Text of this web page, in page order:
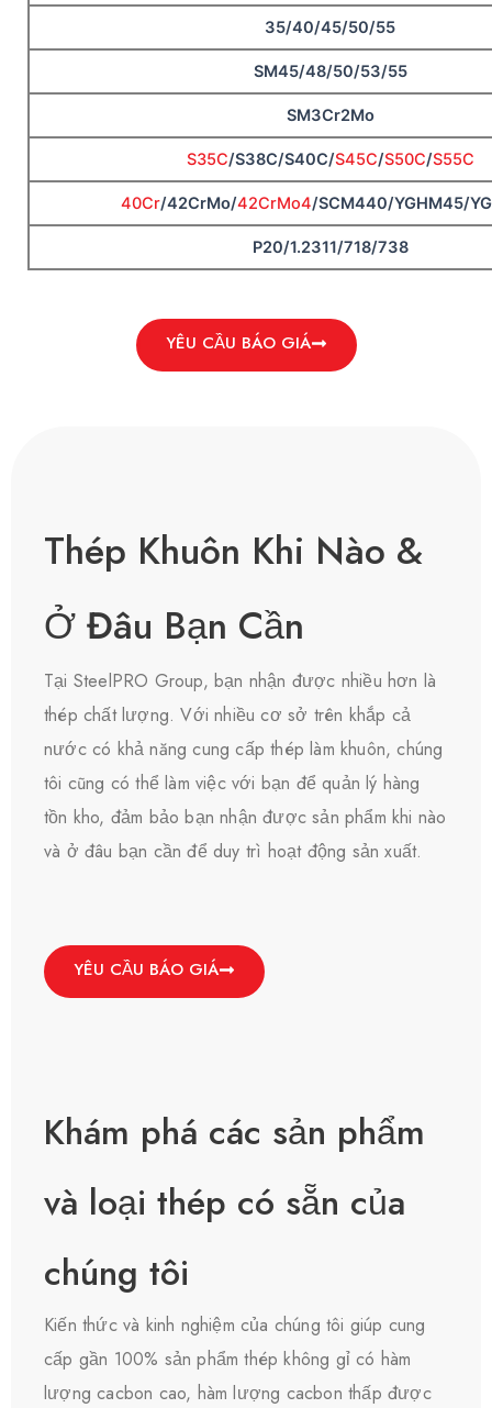
35/40/45/50/55
SM45/48/50/53/55
SM3Cr2Mo
S35C/S38C/S40C/S45C/S50C/S55C
40Cr/42CrMo/42CrMo4/SCM440/YGHM45/
P20/1.2311/718/738
YÊU CẦU BÁO GIÁ
Thép Khuôn Khi Nào &
Ở Đâu Bạn Cần​
Tại SteelPRO Group, bạn nhận được nhiều hơn là
thép chất lượng. Với nhiều cơ sở trên khắp cả
nước có khả năng cung cấp thép làm khuôn, chúng
tôi cũng có thể làm việc với bạn để quản lý hàng
tồn kho, đảm bảo bạn nhận được sản phẩm khi nào
và ở đâu bạn cần để duy trì hoạt động sản xuất.
YÊU CẦU BÁO GIÁ
Khám phá các sản phẩm
và loại thép có sẵn của
chúng tôi
Kiến thức và kinh nghiệm của chúng tôi giúp cung
cấp gần 100% sản phẩm thép không gỉ có hàm
lượng cacbon cao, hàm lượng cacbon thấp được